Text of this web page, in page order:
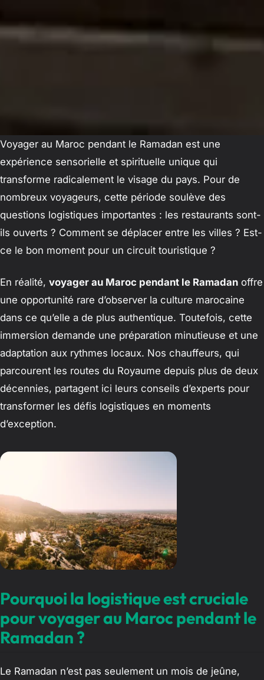
Voyager au Maroc pendant le Ramadan est une
expérience sensorielle et spirituelle unique qui
transforme radicalement le visage du pays. Pour de
nombreux voyageurs, cette période soulève des
questions logistiques importantes : les restaurants sont-
ils ouverts ? Comment se déplacer entre les villes ? Est-
ce le bon moment pour un circuit touristique ?
En réalité, voyager au Maroc pendant le Ramadan offre
une opportunité rare d’observer la culture marocaine
dans ce qu’elle a de plus authentique. Toutefois, cette
immersion demande une préparation minutieuse et une
adaptation aux rythmes locaux. Nos chauffeurs, qui
parcourent les routes du Royaume depuis plus de deux
décennies, partagent ici leurs conseils d’experts pour
transformer les défis logistiques en moments
d’exception.
Pourquoi la logistique est cruciale
pour voyager au Maroc pendant le
Ramadan ?
Le Ramadan n’est pas seulement un mois de jeûne,